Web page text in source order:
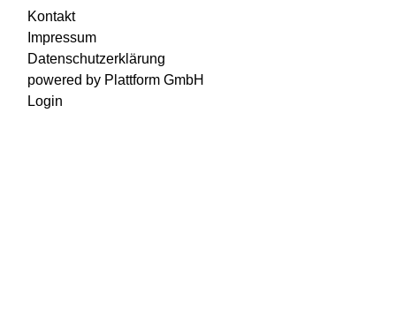
Kontakt
Impressum
Datenschutzerklärung
powered by Plattform GmbH
Login